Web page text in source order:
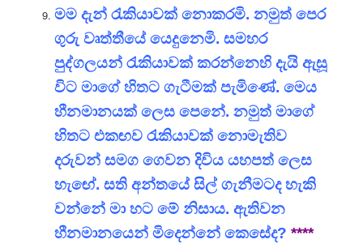
මම දැන් රැකියාවක් නොකරමි. නමුත් පෙර
ගුරු වෘත්තීයේ යෙදුනෙමි. සමහර
පුද්ගලයන් රැකියාවක් කරන්නෙහි දැයි ඇසූ
විට මාගේ හිතට ගැටීමක් පැමිණේ. මෙය
හීනමානයක් ලෙස පෙනේ. නමුත් මාගේ
හිතට එකඟව රැකියාවක් නොමැතිව
දරුවන් සමග ගෙවන දිවිය යහපත් ලෙස
හැඟේ. සති අන්තයේ සිල් ගැනීමටද හැකි
වන්නේ මා හට මේ නිසාය. ඇතිවන
හීනමානයෙන් මිදෙන්නේ කෙසේද? ****